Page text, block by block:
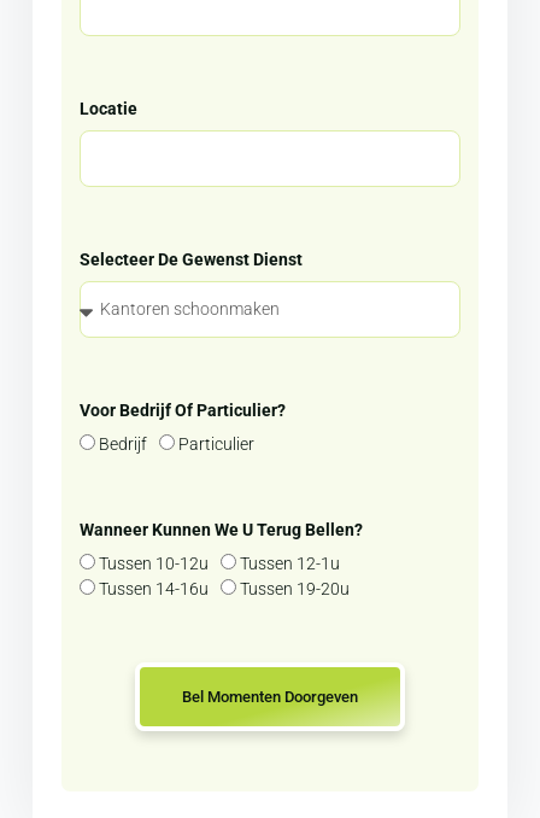
Locatie
Selecteer De Gewenst Dienst
Voor Bedrijf Of Particulier?
Bedrijf
Particulier
Wanneer Kunnen We U Terug Bellen?
Tussen 10-12u
Tussen 12-1u
Tussen 14-16u
Tussen 19-20u
Bel Momenten Doorgeven